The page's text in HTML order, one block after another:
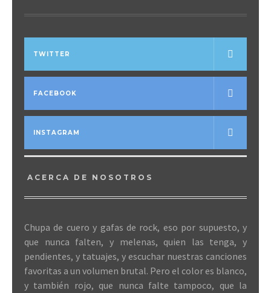
TWITTER
FACEBOOK
INSTAGRAM
ACERCA DE NOSOTROS
Chupa de cuero y gafas de rock, eso por supuesto, y
que nunca falten, y melenas, quien las tenga, y
pendientes, y tatuajes, y escuchar nuestras canciones
favoritas a un volumen brutal. Pero el color es blanco,
y también rojo, que nunca falte tampoco, que la